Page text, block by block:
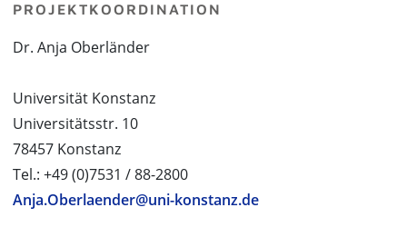
PROJEKTKOORDINATION
Dr. Anja Oberländer
Universität Konstanz
Universitätsstr. 10
78457 Konstanz
Tel.: +49 (0)7531 / 88-2800
Anja.Oberlaender@uni-konstanz.de